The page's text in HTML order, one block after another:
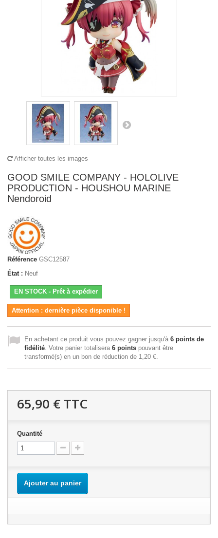
Afficher toutes les images
GOOD SMILE COMPANY - HOLOLIVE
PRODUCTION - HOUSHOU MARINE
Nendoroid
Référence GSC12587
État : Neuf
EN STOCK - Prêt à expédier
Attention : dernière pièce disponible !
En achetant ce produit vous pouvez gagner jusqu'à 6 points de
fidélité . Votre panier totalisera 6 points pouvant être
transformé(s) en un bon de réduction de 1,20 €
65,90 € TTC
Quantité
Ajouter au panier